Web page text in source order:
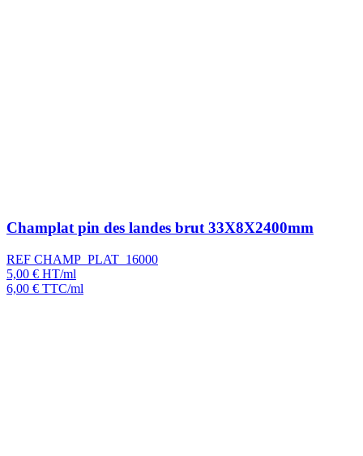
Champlat pin des landes brut 33X8X2400mm
REF CHAMP_PLAT_16000
5,00 € HT/ml
6,00 € TTC/ml